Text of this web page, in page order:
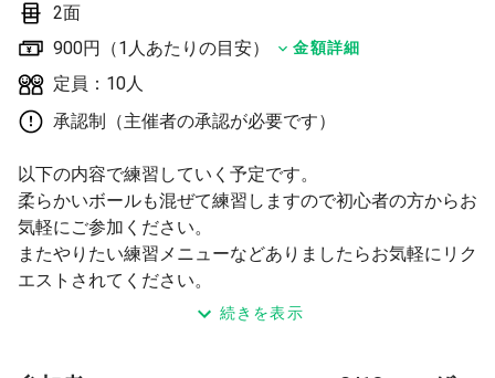
2面
900円（1人あたりの目安）
金額詳細
定員：10人
承認制（主催者の承認が必要です）
以下の内容で練習していく予定です。
柔らかいボールも混ぜて練習しますので初心者の方からお
気軽にご参加ください。
またやりたい練習メニューなどありましたらお気軽にリク
エストされてください。
続きを表示